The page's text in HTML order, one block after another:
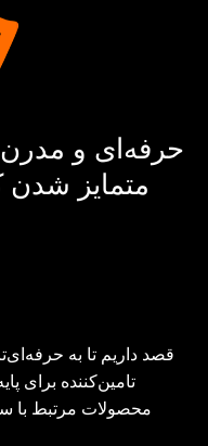
حرفه‌ای و
متمایز شدن
تامین‌کننده برای
محصولات مرتبط با